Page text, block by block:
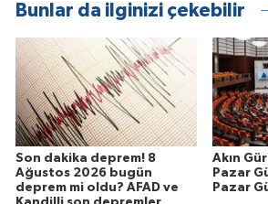
Bunlar da ilginizi çekebilir
Son dakika deprem! 8
Ağustos 2026 bugün
deprem mi oldu? AFAD ve
Akın
Pazar
Pazar